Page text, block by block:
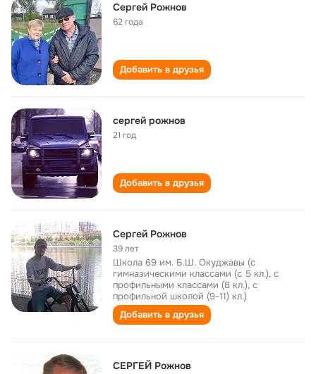
Сергей Рожнов
62 года
Добавить в друзья
сергей рожнов
21 год
Добавить в друзья
Сергей Рожнов
39 лет
Школа 69 им. Б.Ш. Окуджавы (с
гимназическими классами (с 5 кл.), с
профильными классами (8 кл.), с
профильной школой (9-11) кл.)
Добавить в друзья
СЕРГЕЙ Рожнов